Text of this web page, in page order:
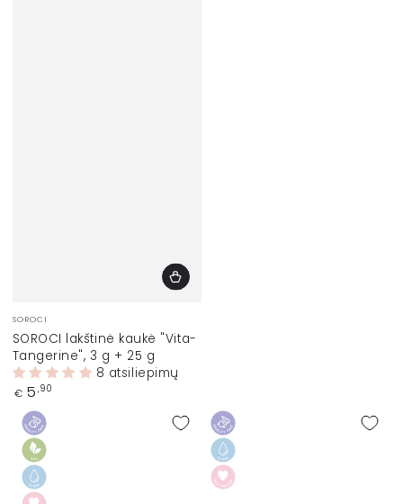
Prekinis
ženklas:
SOROCI
SOROCI lakštinė kaukė "Vita-
Tangerine", 3 g + 25 g
8 atsiliepimų
Įprasta
€ 5 ,90